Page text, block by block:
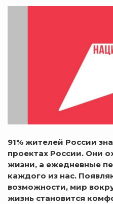
91% жителей России
проектах России. Они
жизни, а ежедневные
каждого из нас.
возможности, мир
жизнь становится